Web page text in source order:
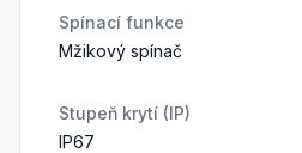
Spínací funkce
Mžikový spínač
Stupeň krytí (IP)
IP67